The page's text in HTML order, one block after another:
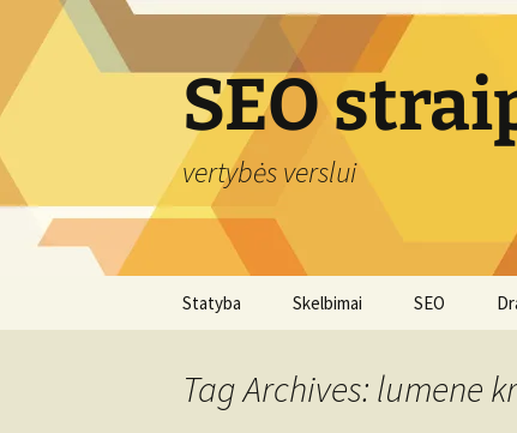
content
SEO
vertybės verslui
Statyba Skelbimai SEO
Tag Archives: lumene